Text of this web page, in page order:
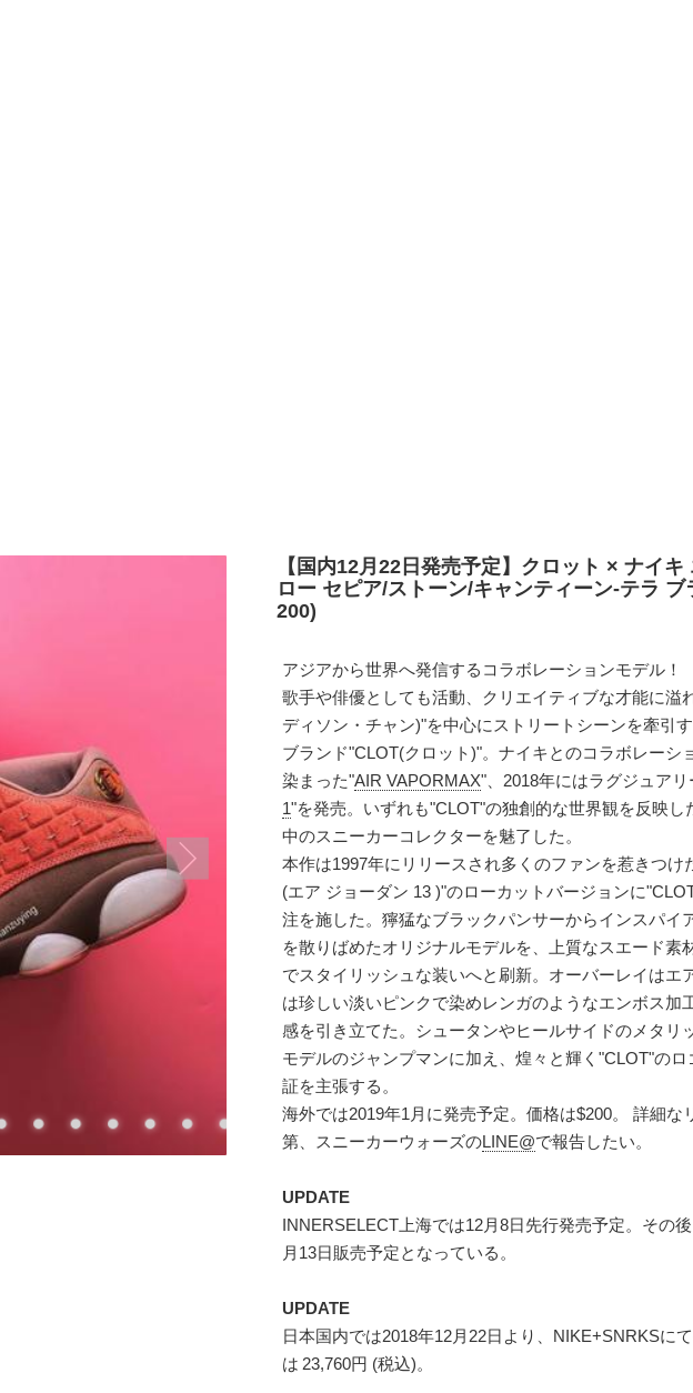
【国内12月22日発売予定】クロット × ナイ
ロー セピア/ストーン/キャンティーン-テラ
200)
アジアから世界へ発信するコラボレーションモデル！
歌手や俳優としても活動、クリエイティブな才能に溢
ディソン・チャン)"を中心にストリートシーンを牽引
ブランド"CLOT(クロット)"。ナイキとのコラボレーシ
染まった"AIR VAPORMAX"、2018年にはラグジュア
1"を発売。いずれも"CLOT"の独創的な世界観を反映し
中のスニーカーコレクターを魅了した。
本作は1997年にリリースされ多くのファンを惹きつけ
(エア ジョーダン 13 )"のローカットバージョンに
注を施した。獰猛なブラックパンサーからインスパイ
を散りばめたオリジナルモデルを、上質なスエード素
でスタイリッシュな装いへと刷新。オーバーレイはエ
は珍しい淡いピンクで染めレンガのようなエンボス加
感を引き立てた。シュータンやヒールサイドのメタリ
モデルのジャンプマンに加え、煌々と輝く"CLOT"の
証を主張する。
海外では2019年1月に発売予定。価格は$200。 詳細な
第、スニーカーウォーズのLINE@で報告したい。
UPDATE
INNERSELECT上海では12月8日先行発売予定。その
月13日販売予定となっている。
UPDATE
日本国内では2018年12月22日より、NIKE+SNRKSに
は 23,760円 (税込)。